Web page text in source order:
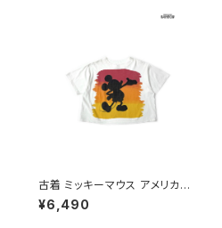
古着 ミッキーマウス アメリカ製
プリント キャラクター ショート丈
コットン 半袖 Ｔシャツ 白 (ttu2
¥6,490